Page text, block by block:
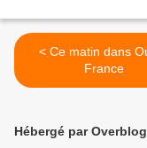
< Ce matin dans Ouest
France
Hébergé par Overblog